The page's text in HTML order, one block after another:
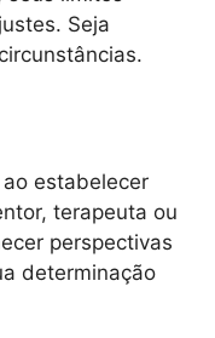
Seja
estabelecer
terapeuta ou
perspectivas
determinação